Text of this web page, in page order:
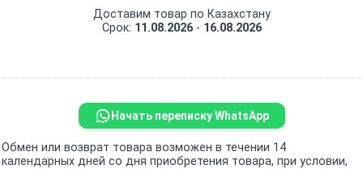
Доставим товар по Казахстану
Срок: 11.08.2026- 16.08.2026
Начать переписку WhatsApp
Обмен или возврат товара возможен в течении 14
календарных дней со дня приобретения товара, при условии,